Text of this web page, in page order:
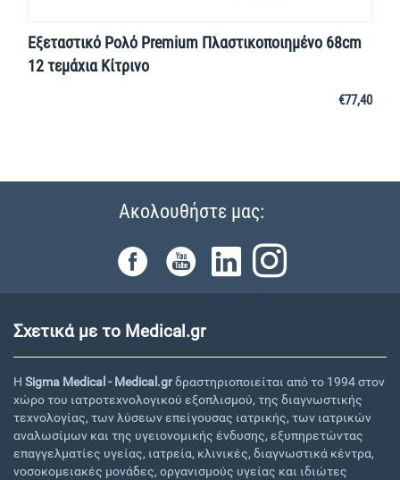
Εξεταστικό Ρολό Premium Πλαστικοποιημένο 68cm
12 τεμάχια Κίτρινο
€77,40
Ακολουθήστε μας:
Σχετικά με το Medical.gr
Η Sigma Medical - Medical.grδραστηριοποιείται από το 1994 στον
χώρο του ιατροτεχνολογικού εξοπλισμού, της διαγνωστικής
τεχνολογίας, των λύσεων επείγουσας ιατρικής, των ιατρικών
αναλωσίμων και της υγειονομικής ένδυσης, εξυπηρετώντας
επαγγελματίες υγείας, ιατρεία, κλινικές, διαγνωστικά κέντρα,
νοσοκομειακές μονάδες, οργανισμούς υγείας και ιδιώτες